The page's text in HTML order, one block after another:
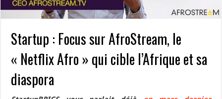
Startup : Focus sur AfroStream, le
« Netflix Afro » qui cible l’Afrique et sa
diaspora